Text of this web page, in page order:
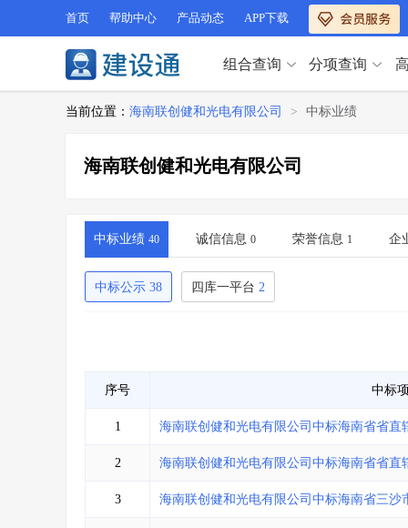
首页 帮助中心 产品动态 APP下载
分项查询（VIP）
查资质
查人员>
查荣誉> 查诚信 >
招标信息 > 组合查询 >
行业 / 地区专查
组合查询-广州
组合查询 分项查询
查荣誉> 查诚信>
项目经理> 信用评价>
招标信息> 组合查询
四库专查>
当前位置： 海南联创健和光电有限公司 > 中标业绩
海南联创健和光电有限公司
中标业绩 40 诚信信息 0 荣誉信息 1 企
中标公示 38 四库一平台 2
序号 中标
1 海南联创健和光电有限公司中标海南省省
2 海南联创健和光电有限公司中标海南省省直
3 海南联创健和光电有限公司中标海南省三